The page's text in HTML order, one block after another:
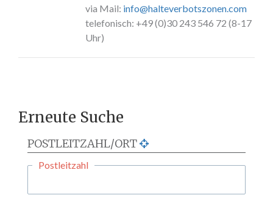
via Mail: info@halteverbotszonen.com
telefonisch: +49 (0)30 243 546 72 (8-17
Uhr)
Erneute Suche
POSTLEITZAHL/ORT
Postleitzahl